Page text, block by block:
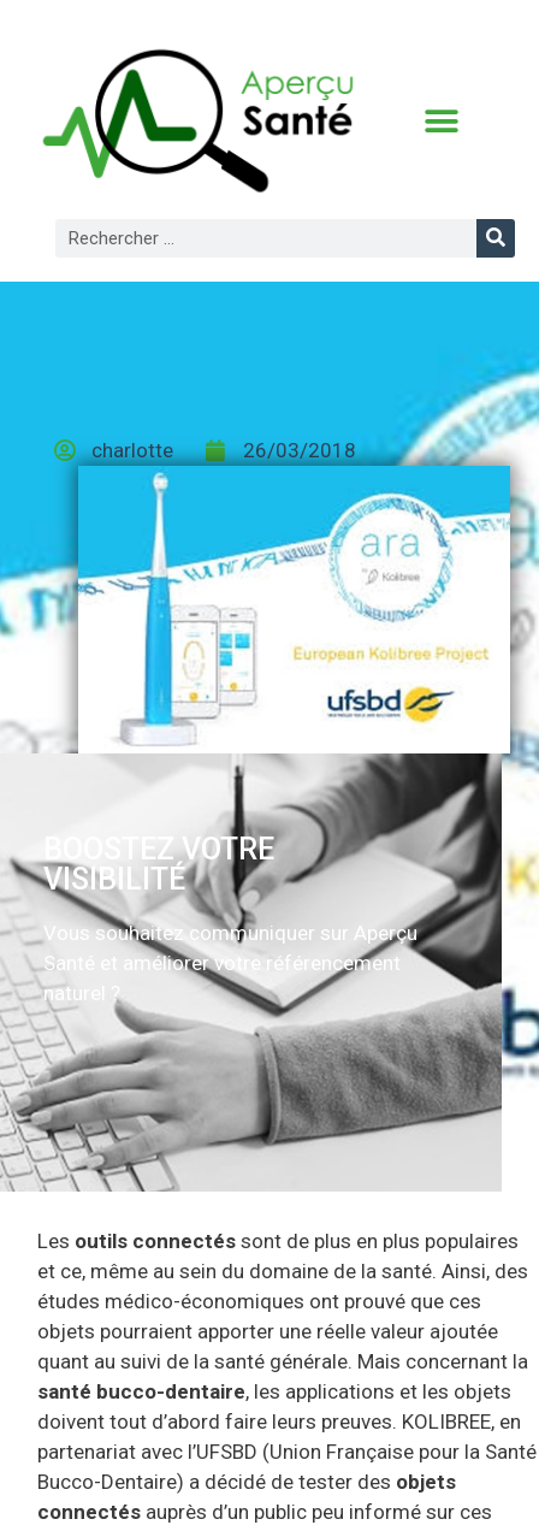
charlotte 26/03/2018
BOOSTEZ VOTRE
VISIBILITÉ
Vous souhaitez communiquer sur Aperçu
Santé et améliorer votre référencement
naturel ?
Les outils connectés sont de plus en plus populaires
et ce, même au sein du domaine de la santé. Ainsi, des
études médico-économiques ont prouvé que ces
objets pourraient apporter une réelle valeur ajoutée
quant au suivi de la santé générale. Mais concernant la
santé bucco-dentaire, les applications et les objets
doivent tout d’abord faire leurs preuves. KOLIBREE, en
partenariat avec l’UFSBD (Union Française pour la Santé
Bucco-Dentaire) a décidé de tester des objets
connectés auprès d’un public peu informé sur ces